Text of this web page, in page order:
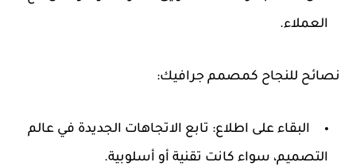
العملاء.
نصائح للنجاح كمصمم جرافيك:
البقاء على اطلاع: تابع الاتجاهات الجديدة في عالم
التصميم، سواء كانت تقنية أو أسلوبية.